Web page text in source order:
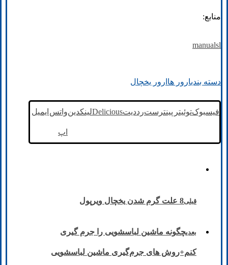
منابع:
manualsl
دسته بندیارور ها ارور یخچال
فیسبوکتوئیتر پینترسترددیتDeliciousلینکدینواتس
اپ
ایمیل
قبلی8 علت گرم شدن یخچال ویرپول
بعدیچگونه ماشین لباسشویی را جرم گیری
کنم+روش های جرم‌گیری ماشین لباسشویی